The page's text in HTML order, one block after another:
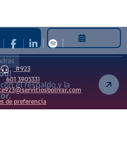
el respaldo y la
#923
601 3905331
de preferencia